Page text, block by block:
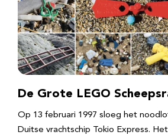
De Grote LEGO
Op 13 februari 1997 sloeg het
Duitse vrachtschip Tokio Express.